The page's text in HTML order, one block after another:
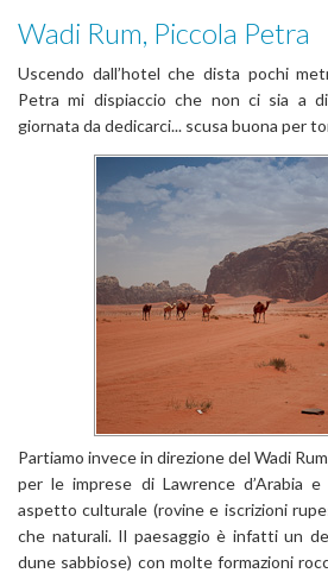
Wadi Rum, Piccola Petra
Uscendo dall’hotel che dista pochi
Petra mi dispiaccio che non ci sia a
giornata da dedicarci... scusa buona per
Partiamo invece in direzione del Wadi
per le imprese di Lawrence d’Arabia
aspetto culturale (rovine e iscrizioni
che naturali. Il paesaggio è infatti un
dune sabbiose) con molte formazioni